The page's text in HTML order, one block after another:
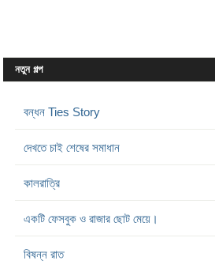
নতুন গল্প
বন্ধন Ties Story
দেখতে চাই শেষের সমাধান
কালরাত্রি
একটি ফেসবুক ও রাজার ছোট মেয়ে।
বিষন্ন রাত